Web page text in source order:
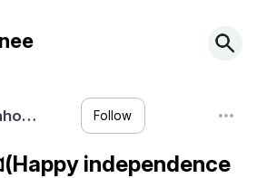
Follow
independence